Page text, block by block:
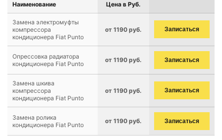
Наименование Цена в Руб.
Замена электромуфты
компрессора
кондиционера Fiat Punto
от 1190 руб. Записаться
Опрессовка радиатора
кондиционера Fiat Punto
от 1190 руб. Записаться
Замена шкива
компрессора
кондиционера Fiat Punto
от 1190 руб. Записаться
Замена ролика
кондиционера Fiat Punto
от 1190 руб. Записаться